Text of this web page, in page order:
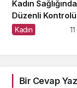
Kadın Sağlığında
Düzenli
Önemi
Kadın
Bir Cevap Yaz